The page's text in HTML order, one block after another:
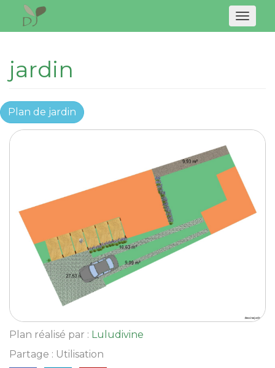
jardin
Plan de jardin
Plan réalisé par : Luludivine
Partage : Utilisation